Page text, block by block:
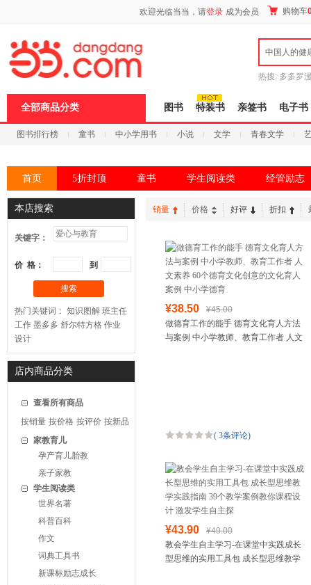
欢迎光临当当，请登录 成为会员 购物车
中国人的健
热搜: 多多罗
全部商品分类 图书 特装书 亲签书 电子书
图书排行榜 童书 中小学用书 小说 文学 青春文学
首页 5折封顶 童书 学生阅读类 经管励志
本店搜索
关键字：
价 格： 到
搜索
热门关键词： 知识图解 班主任
工作 墨多多 舒尔特方格 作业
设计
店内商品分类
查看所有商品
按销量 按价格 按评价 按新品
家教育儿
孕产育儿胎教
亲子家教
学生阅读类
世界名著
科普百科
作文
词典工具书
新课标励志成长
销量 价格 好评 折扣
¥38.50
¥45.00
做德育工作的能手 德育文化育人方法
与案例 中小学教师、教育工作者 人文
( 3条评论)
¥43.90
¥49.00
教会学生自主学习-在课堂中实践成长
型思维的实用工具包 成长型思维教学
页
浪
打